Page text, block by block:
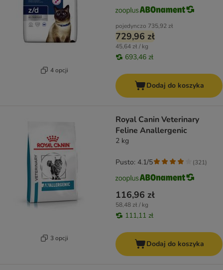
4 opcji
pojedynczo 735,92 zł
729,96 zł
45,64 zł / kg
693,46 zł
Dodaj do koszyka
3 opcji
Royal Canin Veterinary
Feline Anallergenic
2 kg
116,96 zł
58,48 zł / kg
111,11 zł
Pusto: 4.1/5 (321)
Dodaj do koszyka